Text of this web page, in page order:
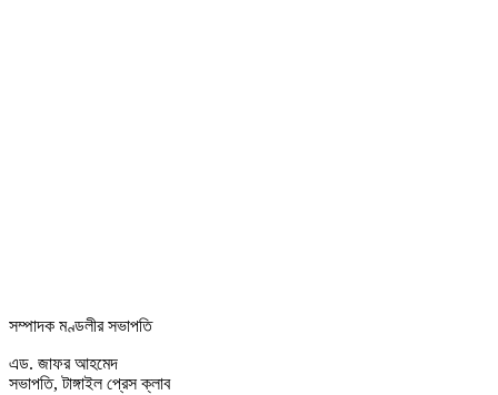
সম্পাদক মণ্ডলীর সভাপতি
এড. জাফর আহমেদ
সভাপতি, টাঙ্গাইল প্রেস ক্লাব